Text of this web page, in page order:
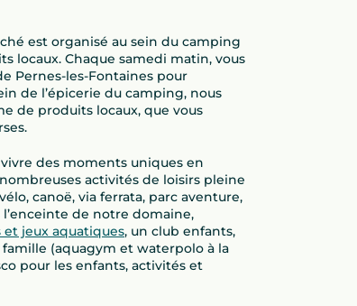
est organisé au sein du camping
locaux. Chaque samedi matin, vous
Pernes-les-Fontaines pour
de l’épicerie du camping, nous
de produits locaux, que vous
des moments uniques en
activités de loisirs pleine
canoë, via ferrata, parc aventure,
de notre domaine,
jeux aquatiques, un club enfants,
(aquagym et waterpolo à la
pour les enfants, activités et